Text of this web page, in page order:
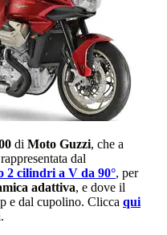
di Moto Guzzi, che a
dal
2 cilindri a V da 90°, per
adattiva, e dove il
e dal cupolino. Clicca qui